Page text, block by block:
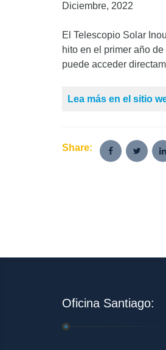
Diciembre, 2022
El Telescopio Solar
hito en el primer año
puede acceder
Lea más en el sitio
Share:
Oficina Santiago: